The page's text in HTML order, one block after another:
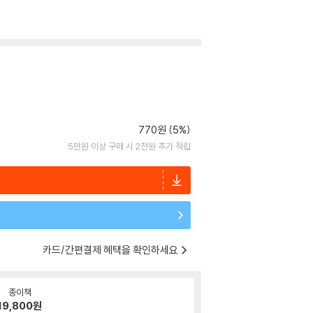
770원 (5%)
5만원 이상 구매 시 2천원 추가 적립
카드/간편결제 혜택을 확인하세요
종이책
원